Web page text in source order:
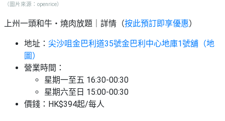
（圖片來源：openrice）
上州一頭和牛・燒肉放題｜詳情（按此預訂即享優惠）
地址： 尖沙咀金巴利道35號金巴利中心地庫1號舖（地
圖）
營業時間：
星期一至五 16:30-00:30
星期六至日 15:00-00:30
價錢：HK$394起/每人